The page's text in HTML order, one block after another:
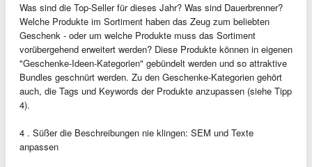
Was sind die Top-Seller für dieses Jahr? Was sind Dauerbrenner?
Welche Produkte im Sortiment haben das Zeug zum beliebten
Geschenk - oder um welche Produkte muss das Sortiment
vorübergehend erweitert werden? Diese Produkte können in eigenen
"Geschenke-Ideen-Kategorien" gebündelt werden und so attraktive
Bundles geschnürt werden. Zu den Geschenke-Kategorien gehört
auch, die Tags und Keywords der Produkte anzupassen (siehe Tipp
4).
4 . Süßer die Beschreibungen nie klingen: SEM und Texte
anpassen